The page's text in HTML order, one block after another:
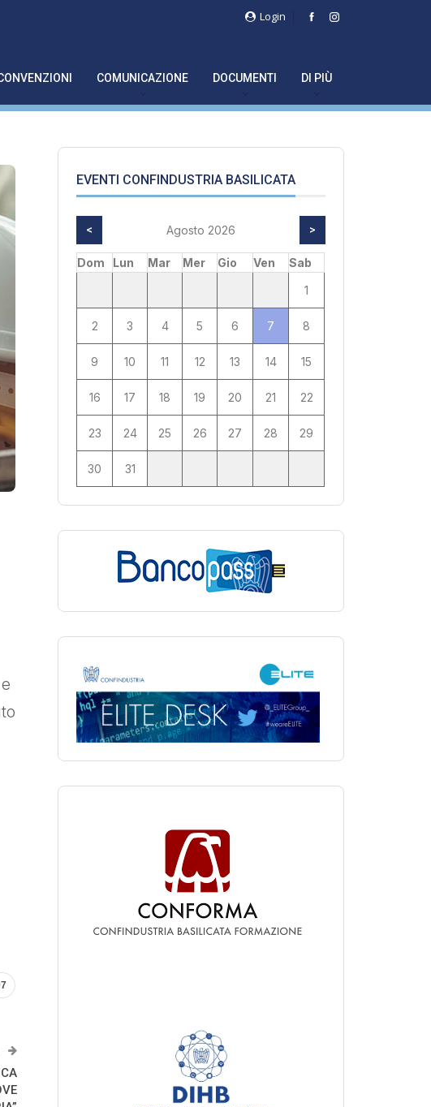
Login
COMUNICAZIONE DOCUMENTI DI PIÙ
EVENTI CONFINDUSTRIA BASILICATA
< Agosto 2026 >
Dom Lun Mar Mer Gio Ven
Sab
1
2 3 4 5 6 7 8
9 10 11 12 13 14 15
16 17 18 19 20 21 22
23 24 25 26 27 28 29
30 31